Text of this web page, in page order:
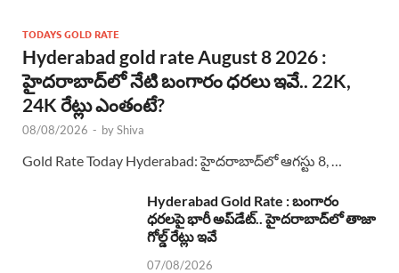
TODAYS GOLD RATE
Hyderabad gold rate August 8 2026 :
హైదరాబాద్‌లో నేటి బంగారం ధరలు ఇవే.. 22K,
24K రేట్లు ఎంతంటే?
08/08/2026 - byShiva
Gold Rate Today Hyderabad: హైదరాబాద్‌లో ఆగస్టు 8, …
Hyderabad Gold Rate : బంగారం
ధరలపై భారీ అప్‌డేట్.. హైదరాబాద్‌లో తాజా
గోల్డ్ రేట్లు ఇవే
07/08/2026